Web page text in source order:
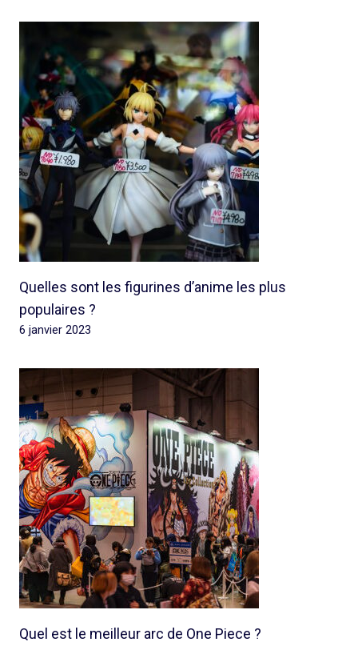
Quelles sont les figurines d’anime les plus
populaires ?
6 janvier 2023
Quel est le meilleur arc de One Piece ?